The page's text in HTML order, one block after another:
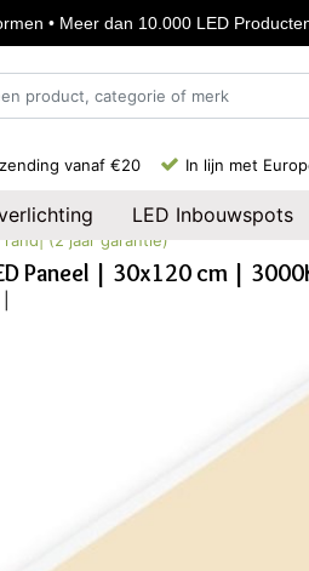
vanaf €20 In lijn met
LED Inbouwspots
(2 jaar garantie)
Paneel | 30x120 cm |
• Meer dan 10.000 LED